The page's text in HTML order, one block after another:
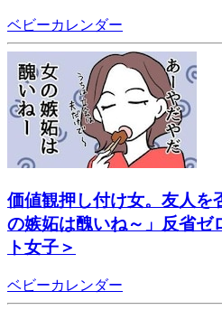
ベビーカレンダー
価値観押し付け女。友人を
の嫉妬は醜いね～」反省ゼ
ト女子＞
ベビーカレンダー